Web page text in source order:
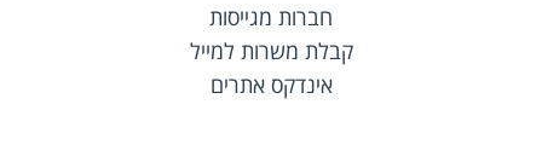
חברות מגייסות
קבלת משרות למייל
אינדקס אתרים